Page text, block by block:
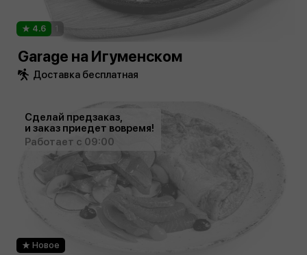
4.6 1
Garage на Игуменском
Доставка бесплатная
Сделай предзаказ,
и заказ приедет вовремя!
Работает с 09:00
Новое